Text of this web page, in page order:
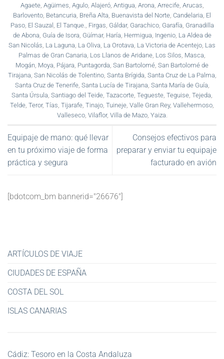
Agaete, Agüimes, Agulo, Alajeró, Antigua, Arona, Arrecife, Arucas,
Barlovento, Betancuria, Breña Alta, Buenavista del Norte, Candelaria, El
Paso, El Sauzal , El Tanque., Firgas, Gáldar, Garachico, Garafía, Granadilla
de Abona, Guía de Isora, Güímar, Haría, Hermigua, Ingenio, La Aldea de
San Nicolás, La Laguna, La Oliva, La Orotava, La Victoria de Acentejo, Las
Palmas de Gran Canaria, Los Llanos de Aridane, Los Silos, Masca,
Mogán, Moya, Pájara, Puntagorda, San Bartolomé, San Bartolomé de
Tirajana, San Nicolás de Tolentino, Santa Brígida, Santa Cruz de La Palma,
Santa Cruz de Tenerife, Santa Lucía de Tirajana, Santa María de Guía,
Santa Úrsula, Santiago del Teide, Tazacorte, Tegueste, Teguise, Tejeda,
Telde, Teror, Tías, Tijarafe, Tinajo, Tuineje, Valle Gran Rey, Vallehermoso,
Valleseco, Vilaflor, Villa de Mazo, Yaiza.
Equipaje de mano: qué llevar
en tu próximo viaje de forma
práctica y segura
Consejos efectivos para
preparar y enviar tu equipaje
facturado en avión
[bdotcom_bm bannerid="26676"]
ARTÍCULOS DE VIAJE
CIUDADES DE ESPAÑA
COSTA DEL SOL
ISLAS CANARIAS
Cádiz: Tesoro en la Costa Andaluza